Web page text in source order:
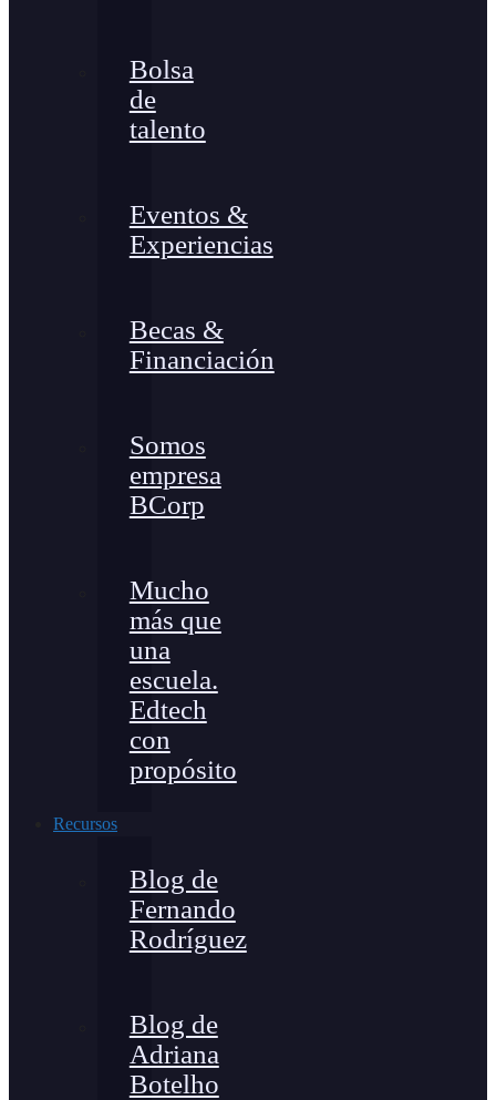
Bolsa
de
talento
Eventos &
Experiencias
Becas &
Financiación
Somos
empresa
BCorp
Mucho
más que
una
escuela.
Edtech
con
propósito
Recursos
Blog de
Fernando
Rodríguez
Blog de
Adriana
Botelho